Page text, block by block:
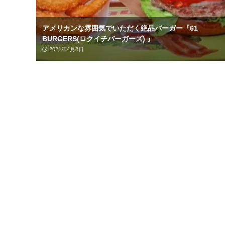
アメリカンな雰囲気でいただく絶品バーガー『61
BURGERS(ロクイチバーガーズ) 』
2021年4月8日